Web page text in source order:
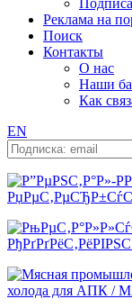
Реклама на
Поиск
Контакты
О нас
Наши
Как
EN